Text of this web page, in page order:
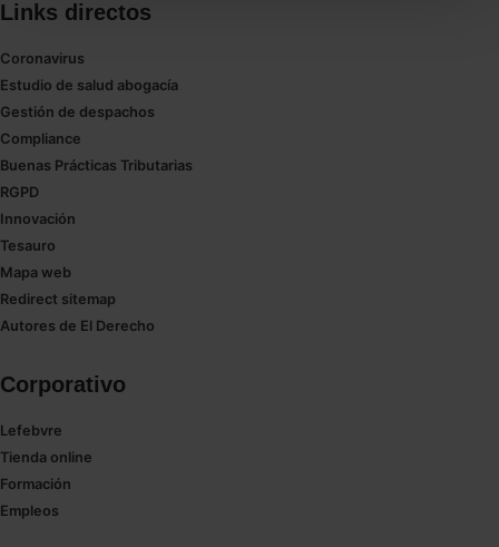
También puedes
seleccionar solo aquellas que quieras permitir en tu
navegador. Si no seleccionas ninguna utilizaremos
las que sean indispensables para la navegación.
Saber más acerca de las cookies
Links directos
Coronavirus
Estudio de salud abogacía
Gestión de despachos
Compliance
Buenas Prácticas Tributarias
RGPD
Innovación
Tesauro
Mapa web
Redirect sitemap
Autores de El Derecho
Corporativo
Lefebvre
Tienda online
Formación
Empleos